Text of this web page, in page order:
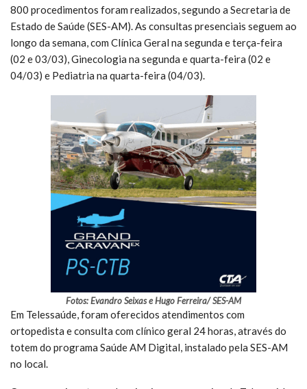
800 procedimentos foram realizados, segundo a Secretaria de
Estado de Saúde (SES-AM). As consultas presenciais seguem ao
longo da semana, com Clínica Geral na segunda e terça-feira
(02 e 03/03), Ginecologia na segunda e quarta-feira (02 e
04/03) e Pediatria na quarta-feira (04/03).
Fotos: Evandro Seixas e Hugo Ferreira/ SES-AM
Em Telessaúde, foram oferecidos atendimentos com
ortopedista e consulta com clínico geral 24 horas, através do
totem do programa Saúde AM Digital, instalado pela SES-AM
no local.